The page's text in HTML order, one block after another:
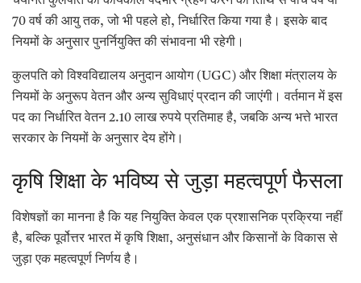
70 वर्ष की आयु तक, जो भी पहले हो, निर्धारित किया गया है। इसके बाद
नियमों के अनुसार पुनर्नियुक्ति की संभावना भी रहेगी।
कुलपति को विश्वविद्यालय अनुदान आयोग (UGC) और शिक्षा मंत्रालय के
नियमों के अनुरूप वेतन और अन्य सुविधाएं प्रदान की जाएंगी। वर्तमान में इस
पद का निर्धारित वेतन 2.10 लाख रुपये प्रतिमाह है, जबकि अन्य भत्ते भारत
सरकार के नियमों के अनुसार देय होंगे।
कृषि शिक्षा के भविष्य से जुड़ा महत्वपूर्ण फैसला
विशेषज्ञों का मानना है कि यह नियुक्ति केवल एक प्रशासनिक प्रक्रिया नहीं
है, बल्कि पूर्वोत्तर भारत में कृषि शिक्षा, अनुसंधान और किसानों के विकास से
जुड़ा एक महत्वपूर्ण निर्णय है।